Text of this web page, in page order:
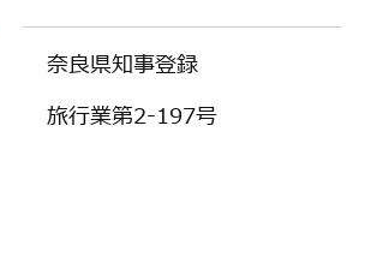
奈良県知事登録
旅行業第2-197号